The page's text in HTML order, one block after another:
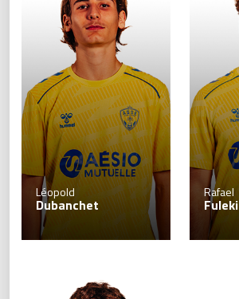
Léopold
Dubanchet
Rafael
Fuleki